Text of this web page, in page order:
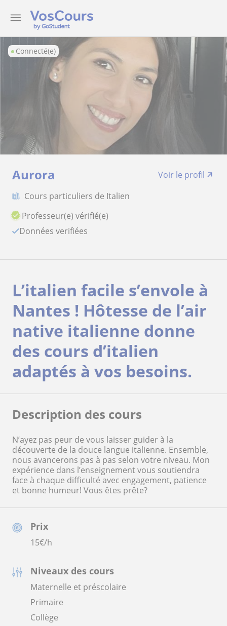
Connecté(e)
Aurora
Voir le profil
Cours particuliers de Italien
Professeur(e) vérifié(e)
Données verifiées
Prix
15€/h
Niveaux des cours
Maternelle et préscolaire
Primaire
Collège
L’italien facile s’envole à
Nantes ! Hôtesse de l’air
native italienne donne
des cours d’italien
adaptés à vos besoins.
Description des cours
N’ayez pas peur de vous laisser guider à la
découverte de la douce langue italienne. Ensemble,
nous avancerons pas à pas selon votre niveau. Mon
expérience dans l’enseignement vous soutiendra
face à chaque difficulté avec engagement, patience
et bonne humeur! Vous êtes prête?